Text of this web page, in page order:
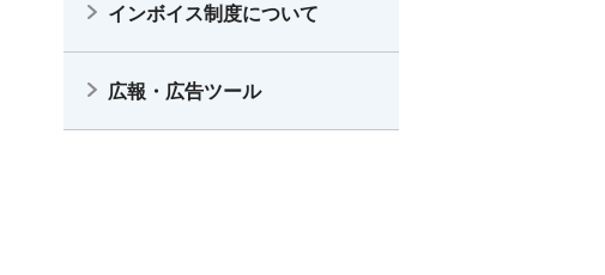
インボイス制度について
広報・広告ツール